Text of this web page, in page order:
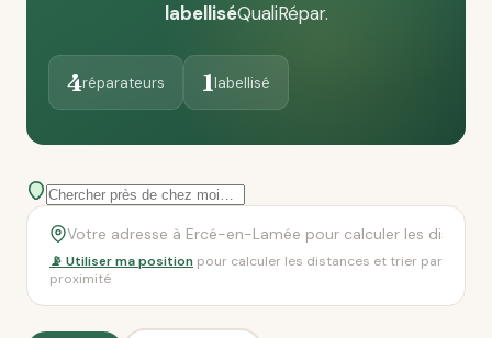
labelliséQualiRépar.
4réparateurs 1labellisé
📡 Utiliser ma position pour calculer les distances et trier par
proximité